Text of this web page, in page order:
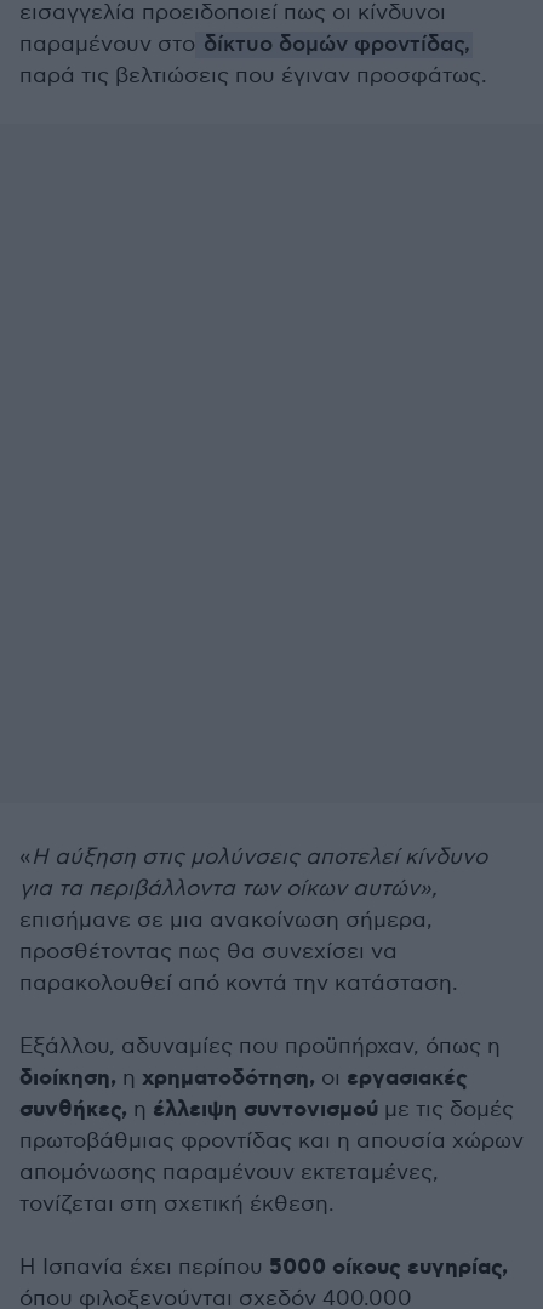
εισαγγελία προειδοποιεί πως οι κίνδυνοι
παραμένουν στο δίκτυο δομών φροντίδας,
παρά τις βελτιώσεις που έγιναν προσφάτως.
«Η αύξηση στις μολύνσεις αποτελεί κίνδυνο
για τα περιβάλλοντα των οίκων αυτών»,
επισήμανε σε μια ανακοίνωση σήμερα,
προσθέτοντας πως θα συνεχίσει να
παρακολουθεί από κοντά την κατάσταση.
Εξάλλου, αδυναμίες που προϋπήρχαν, όπως η
διοίκηση, η χρηματοδότηση, οι εργασιακές
συνθήκες, η έλλειψη συντονισμού με τις δομές
πρωτοβάθμιας φροντίδας και η απουσία χώρων
απομόνωσης παραμένουν εκτεταμένες,
τονίζεται στη σχετική έκθεση.
Η Ισπανία έχει περίπου 5000 οίκους ευγηρίας,
όπου φιλοξενούνται σχεδόν 400.000